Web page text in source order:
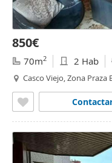
850€
70m2 2 Hab
Casco Viejo, Zona Praza